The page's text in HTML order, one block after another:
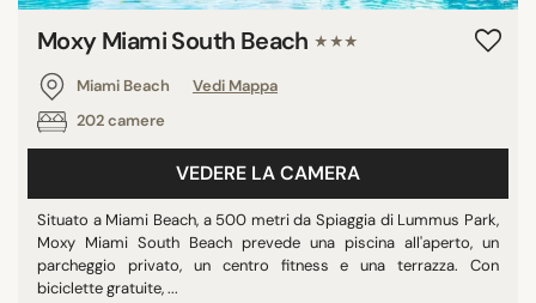
Moxy Miami South Beach ★★★
Miami Beach
Vedi Mappa
202 camere
VEDERE LA CAMERA
Situato a Miami Beach, a 500 metri da Spiaggia di Lummus Park,
Moxy Miami South Beach prevede una piscina all'aperto, un
parcheggio privato, un centro fitness e una terrazza. Con
biciclette gratuite, ...